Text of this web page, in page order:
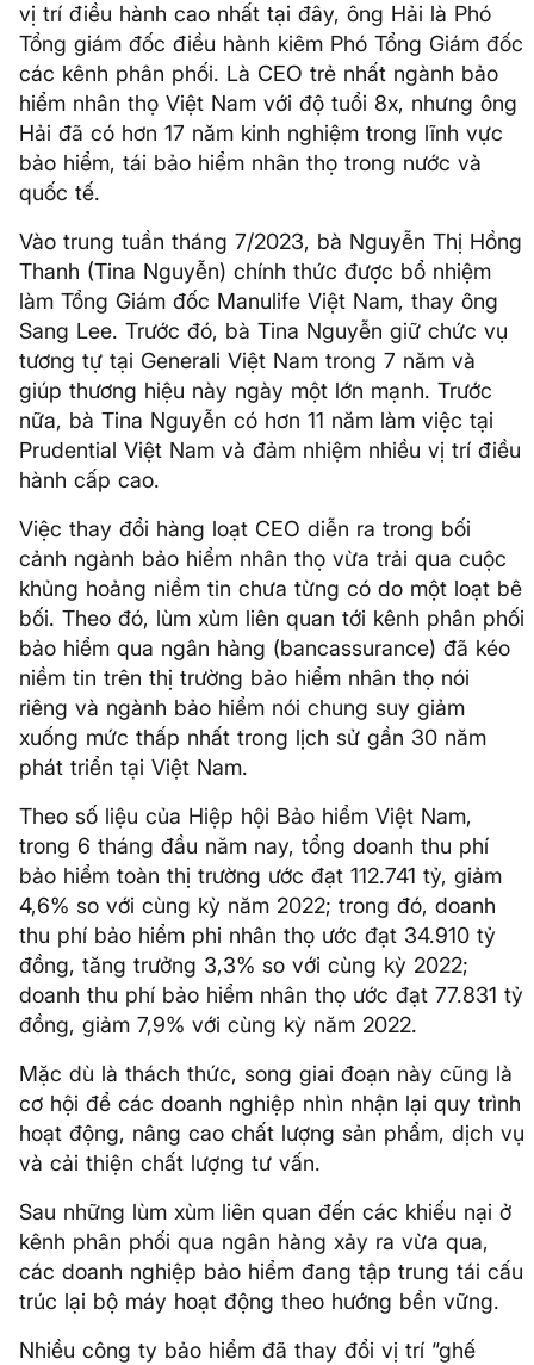
vị trí điều hành cao nhất tại đây, ông Hải là Phó
Tổng giám đốc điều hành kiêm Phó Tổng Giám đốc
các kênh phân phối. Là CEO trẻ nhất ngành bảo
hiểm nhân thọ Việt Nam với độ tuổi 8x, nhưng ông
Hải đã có hơn 17 năm kinh nghiệm trong lĩnh vực
bảo hiểm, tái bảo hiểm nhân thọ trong nước và
quốc tế.
Vào trung tuần tháng 7/2023, bà Nguyễn Thị Hồng
Thanh (Tina Nguyễn) chính thức được bổ nhiệm
làm Tổng Giám đốc Manulife Việt Nam, thay ông
Sang Lee. Trước đó, bà Tina Nguyễn giữ chức vụ
tương tự tại Generali Việt Nam trong 7 năm và
giúp thương hiệu này ngày một lớn mạnh. Trước
nữa, bà Tina Nguyễn có hơn 11 năm làm việc tại
Prudential Việt Nam và đảm nhiệm nhiều vị trí điều
hành cấp cao.
Việc thay đổi hàng loạt CEO diễn ra trong bối
cảnh ngành bảo hiểm nhân thọ vừa trải qua cuộc
khủng hoảng niềm tin chưa từng có do một loạt bê
bối. Theo đó, lùm xùm liên quan tới kênh phân phối
bảo hiểm qua ngân hàng (bancassurance) đã kéo
niềm tin trên thị trường bảo hiểm nhân thọ nói
riêng và ngành bảo hiểm nói chung suy giảm
xuống mức thấp nhất trong lịch sử gần 30 năm
phát triển tại Việt Nam.
Theo số liệu của Hiệp hội Bảo hiểm Việt Nam,
trong 6 tháng đầu năm nay, tổng doanh thu phí
bảo hiểm toàn thị trường ước đạt 112.741 tỷ, giảm
4,6% so với cùng kỳ năm 2022; trong đó, doanh
thu phí bảo hiểm phi nhân thọ ước đạt 34.910 tỷ
đồng, tăng trưởng 3,3% so với cùng kỳ 2022;
doanh thu phí bảo hiểm nhân thọ ước đạt 77.831 tỷ
đồng, giảm 7,9% với cùng kỳ năm 2022.
Mặc dù là thách thức, song giai đoạn này cũng là
cơ hội để các doanh nghiệp nhìn nhận lại quy trình
hoạt động, nâng cao chất lượng sản phẩm, dịch vụ
và cải thiện chất lượng tư vấn.
Sau những lùm xùm liên quan đến các khiếu nại ở
kênh phân phối qua ngân hàng xảy ra vừa qua,
các doanh nghiệp bảo hiểm đang tập trung tái cấu
trúc lại bộ máy hoạt động theo hướng bền vững.
Nhiều công ty bảo hiểm đã thay đổi vị trí “ghế